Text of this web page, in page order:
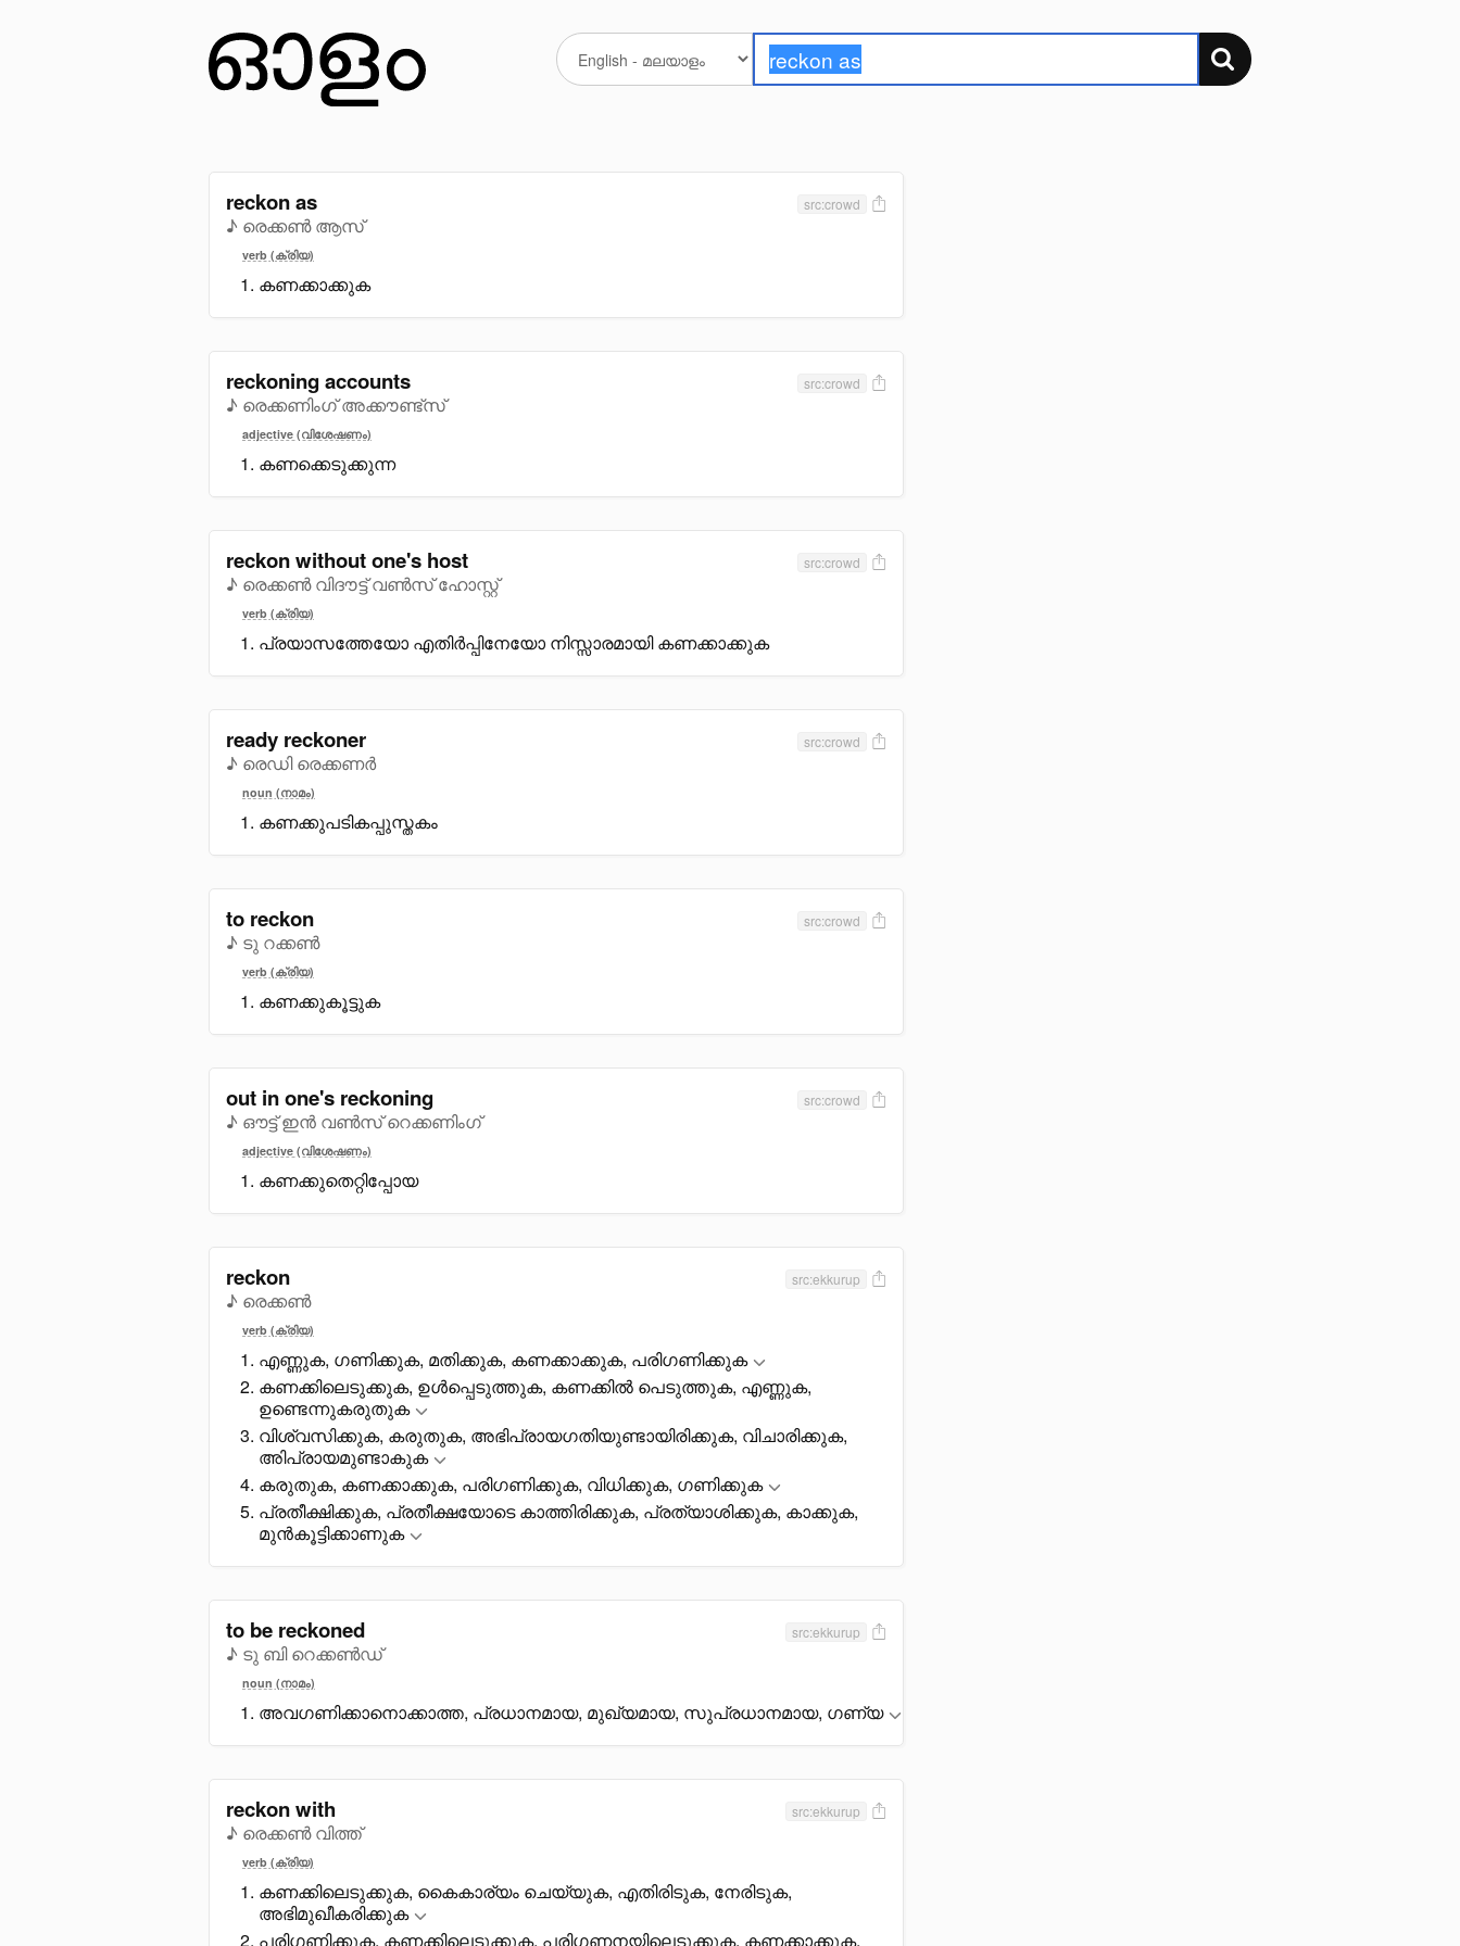
reckon as
♪ രെക്കൺ ആസ്
src:crowd
verb (ക്രിയ)
കണക്കാക്കുക
reckoning accounts
♪ രെക്കണിംഗ് അക്കൗണ്ട്സ്
src:crowd
adjective (വിശേഷണം)
കണക്കെടുക്കുന്ന
reckon without one's host
♪ രെക്കൺ വിദൗട്ട് വൺസ് ഹോസ്റ്റ്
src:crowd
verb (ക്രിയ)
പ്രയാസത്തേയോ എതിർപ്പിനേയോ നിസ്സാരമായി കണക്കാക്കുക
ready reckoner
♪ രെഡി രെക്കണർ
src:crowd
noun (നാമം)
കണക്കുപടികപ്പുസ്തകം
to reckon
♪ ടു റക്കൺ
src:crowd
verb (ക്രിയ)
കണക്കുകൂട്ടുക
out in one's reckoning
♪ ഔട്ട് ഇൻ വൺസ് റെക്കണിംഗ്
src:crowd
adjective (വിശേഷണം)
കണക്കുതെറ്റിപ്പോയ
reckon
♪ രെക്കൺ
src:ekkurup
verb (ക്രിയ)
എണ്ണുക, ഗണിക്കുക, മതിക്കുക, കണക്കാക്കുക, പരിഗണിക്കുക
കണക്കിലെടുക്കുക, ഉൾപ്പെടുത്തുക, കണക്കിൽ പെടുത്തുക, എണ്ണുക,
ഉണ്ടെന്നുകരുതുക
വിശ്വസിക്കുക, കരുതുക, അഭിപ്രായഗതിയുണ്ടായിരിക്കുക, വിചാരിക്കുക,
അിപ്രായമുണ്ടാകുക
കരുതുക, കണക്കാക്കുക, പരിഗണിക്കുക, വിധിക്കുക, ഗണിക്കുക
പ്രതീക്ഷിക്കുക, പ്രതീക്ഷയോടെ കാത്തിരിക്കുക, പ്രത്യാശിക്കുക, കാക്കുക,
മുൻകൂട്ടിക്കാണുക
to be reckoned
♪ ടു ബി റെക്കൺഡ്
src:ekkurup
noun (നാമം)
അവഗണിക്കാനൊക്കാത്ത, പ്രധാനമായ, മുഖ്യമായ, സുപ്രധാനമായ, ഗണ്യ
reckon with
♪ രെക്കൺ വിത്ത്
src:ekkurup
verb (ക്രിയ)
കണക്കിലെടുക്കുക, കെെകാര്യം ചെയ്യുക, എതിരിടുക, നേരിടുക,
അഭിമുഖീകരിക്കുക
പരിഗണിക്കുക, കണക്കിലെടുക്കുക, പരിഗണനയിലെടുക്കുക, കണക്കാക്കുക,